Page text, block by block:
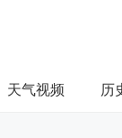
天气视频 历